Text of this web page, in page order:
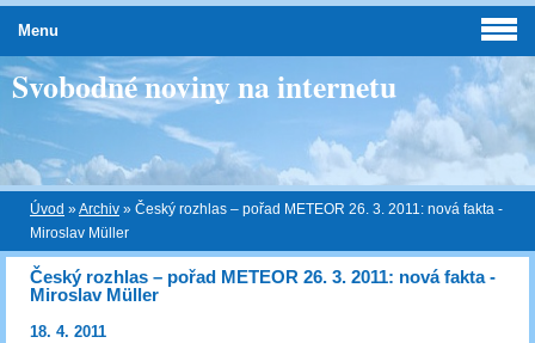
Svobodné noviny na internetu
Úvod »Archiv » Český rozhlas – pořad METEOR 26. 3. 2011: nová fakta -
Miroslav Müller
Český rozhlas – pořad METEOR 26. 3. 2011: nová fakta -
Miroslav Müller
18. 4. 2011
Menu